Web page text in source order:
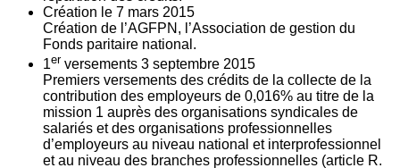
Création le 7 mars 2015
Création de l’AGFPN, l’Association de gestion du
Fonds paritaire national.
1er versements 3 septembre 2015
Premiers versements des crédits de la collecte de la
contribution des employeurs de 0,016% au titre de la
mission 1 auprès des organisations syndicales de
salariés et des organisations professionnelles
d’employeurs au niveau national et interprofessionnel
et au niveau des branches professionnelles (article R.